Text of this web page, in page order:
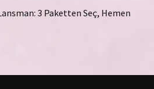
3 Paketten Seç, Hemen